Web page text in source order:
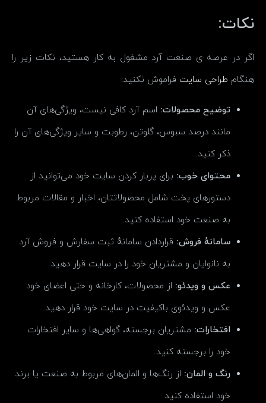
نکات:
اگر در عرصه ی صنعت آرد مشغول به کار هستید، نکات زیر را
هنگام طراحی سایت فراموش نکنید:
توضیح محصولات: اسم آرد کافی نیست، ویژگی‌های آن
مانند درصد سبوس، گلوتن، رطوبت و سایر ویژگی‌های آن را
ذکر کنید.
محتوای خوب: برای پربار کردن سایت خود می‌توانید از
دستورهای پخت شامل محصولاتتان، اخبار و مقالات مربوط
به صنعت خود استفاده کنید.
سامانهٔ فروش: قراردادن سامانهٔ ثبت سفارش و فروش آرد
به نانوایان و مشتریان خود را در سایت قرار دهید.
عکس و ویدئو: از محصولات، کارخانه و حتی اعضای خود
عکس و ویدئوی باکیفیت در سایت خود قرار دهید.
افتخارات: مشتریان برجسته، گواهی‌ها و سایر افتخارات
خود را برجسته کنید.
رنگ و المان: از رنگ‌ها و المان‌های مربوط به صنعت یا برند
خود استفاده کنید.